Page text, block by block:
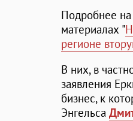
Подробнее на
материалах "
регионе
В них, в
заявления
бизнес, к
Энгельса